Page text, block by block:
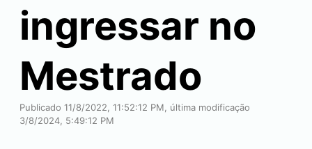
ingressar no
Mestrado
Publicado 11/8/2022, 11:52:12 PM, última modificação
3/8/2024, 5:49:12 PM